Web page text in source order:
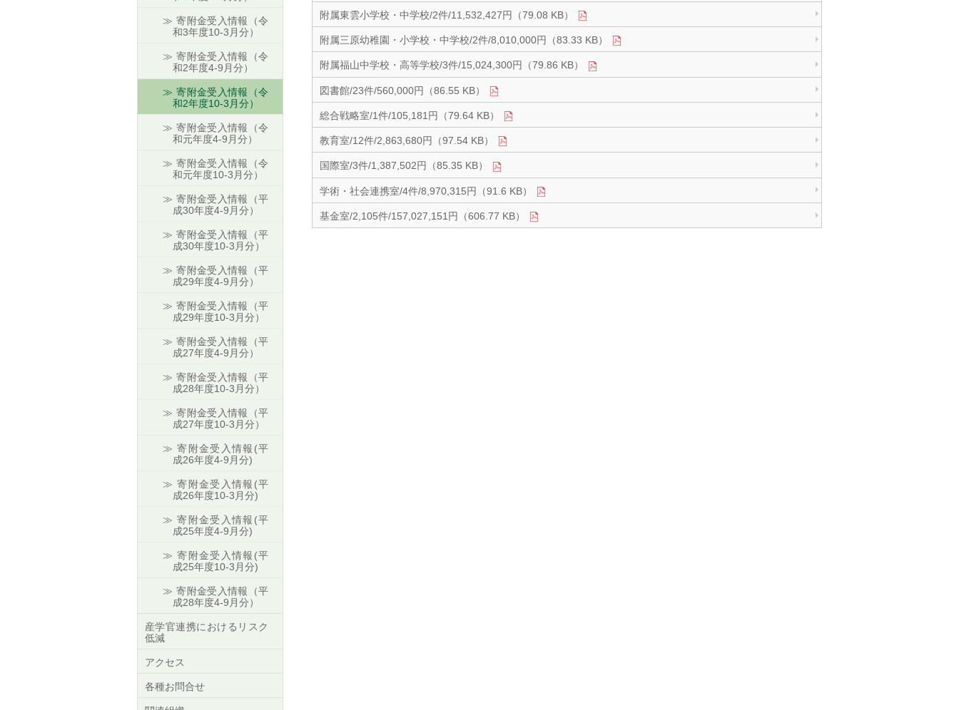
附属東雲小学校・中学校/2件/11,532,427円（79.08 KB）
附属三原幼稚園・小学校・中学校/2件/8,010,000円（83.33 KB）
附属福山中学校・高等学校/3件/15,024,300円（79.86 KB）
図書館/23件/560,000円（86.55 KB）
総合戦略室/1件/105,181円（79.64 KB）
教育室/12件/2,863,680円（97.54 KB）
国際室/3件/1,387,502円（85.35 KB）
学術・社会連携室/4件/8,970,315円（91.6 KB）
基金室/2,105件/157,027,151円（606.77 KB）
寄附金受入情報（令
和3年度10-3月分）
寄附金受入情報（令
和2年度4-9月分）
寄附金受入情報（令
和2年度10-3月分）
寄附金受入情報（令
和元年度4-9月分）
寄附金受入情報（令
和元年度10-3月分）
寄附金受入情報（平
成30年度4-9月分）
寄附金受入情報（平
成30年度10-3月分）
寄附金受入情報（平
成29年度4-9月分）
寄附金受入情報（平
成29年度10-3月分）
寄附金受入情報（平
成27年度4-9月分）
寄附金受入情報（平
成28年度10-3月分）
寄附金受入情報（平
成27年度10-3月分）
寄附金受入情報(平
成26年度4-9月分)
寄附金受入情報(平
成26年度10-3月分)
寄附金受入情報(平
成25年度4-9月分)
寄附金受入情報(平
成25年度10-3月分)
寄附金受入情報（平
成28年度4-9月分）
産学官連携におけるリスク
低減
アクセス
各種お問合せ